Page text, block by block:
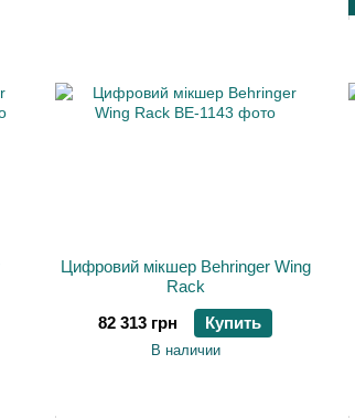
Цифровий мікшер Behringer Wing
Rack
82 313 грн
Купить
В наличии